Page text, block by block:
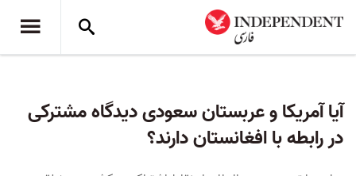
آیا آمریکا و عربستان سعودی دیدگاه مشترکی
در رابطه با افغانستان دارند؟